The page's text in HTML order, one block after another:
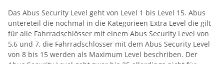
Das Abus Security Level geht von Level 1 bis Level 15. Abus
untereteil die nochmal in die Kategorieen Extra Level die gilt
für alle Fahrradschlösser mit einem Abus Security Level von
5,6 und 7, die Fahrradschlösser mit dem Abus Security Level
von 8 bis 15 werden als Maximum Level beschriben. Der